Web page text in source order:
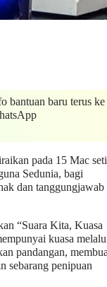
bantuan baru terus ke
pada 15 Mac
Sedunia, bagi
dan tanggungjawab
“Suara Kita, Kuasa
kuasa
pandangan,
sebarang penipuan